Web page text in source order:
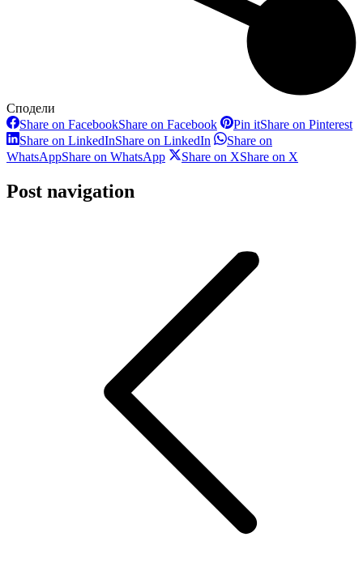
Сподели
Share on FacebookShare on Facebook Pin itShare on Pinterest
Share on LinkedInShare on LinkedIn
Share on
WhatsAppShare on WhatsApp Share on XShare on X
Post navigation